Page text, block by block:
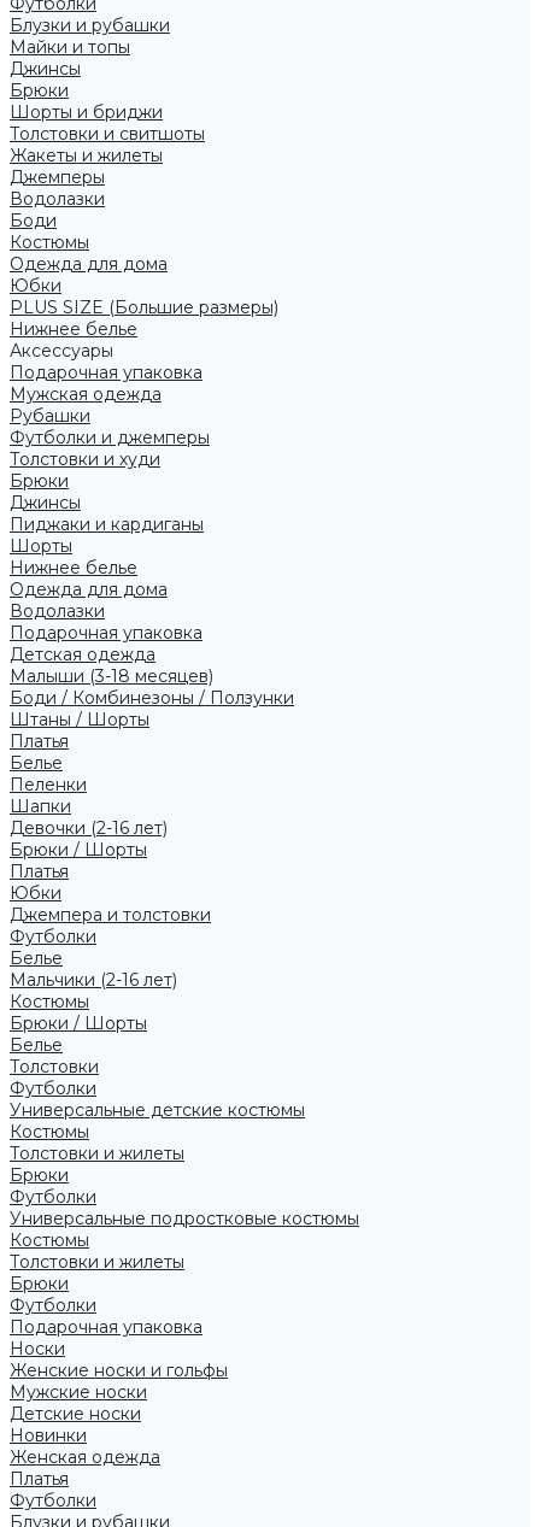
Блузки и рубашки
Майки и топы
Джинсы
Брюки
Шорты и бриджи
Толстовки и свитшоты
Жакеты и жилеты
Джемперы
Водолазки
Боди
Костюмы
Одежда для дома
Юбки
PLUS SIZE (Большие размеры)
Нижнее белье
Аксессуары
Подарочная упаковка
Мужская одежда
Рубашки
Футболки и джемперы
Толстовки и худи
Брюки
Джинсы
Пиджаки и кардиганы
Шорты
Нижнее белье
Одежда для дома
Водолазки
Подарочная упаковка
Детская одежда
Малыши (3-18 месяцев)
Боди / Комбинезоны / Ползунки
Штаны / Шорты
Платья
Белье
Пеленки
Шапки
Девочки (2-16 лет)
Брюки / Шорты
Платья
Юбки
Джемпера и толстовки
Футболки
Белье
Мальчики (2-16 лет)
Костюмы
Брюки / Шорты
Белье
Толстовки
Футболки
Универсальные детские костюмы
Костюмы
Толстовки и жилеты
Брюки
Футболки
Универсальные подростковые костюмы
Костюмы
Толстовки и жилеты
Брюки
Футболки
Подарочная упаковка
Носки
Женские носки и гольфы
Мужские носки
Детские носки
Новинки
Женская одежда
Платья
Футболки
Блузки и рубашки